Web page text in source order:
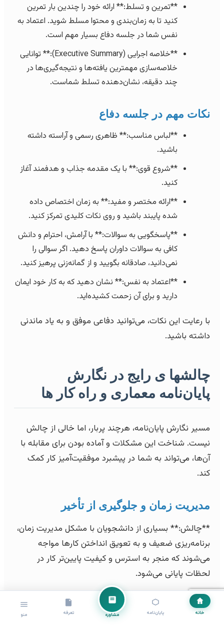
خانه پایان‌نامه مشاوره تعرفه منو
**تمرین و تسلط:** ارائه خود را چندین بار تمرین
کنید تا به زمان‌بندی و محتوا مسلط شوید. اعتماد به
نفس شما در جلسه دفاع بسیار مهم است.
**خلاصه اجرایی (Executive Summary):** توانایی
خلاصه‌سازی مهمترین یافته‌ها و نتیجه‌گیری‌ها در
چند دقیقه، نشان‌دهنده تسلط شماست.
نکات مهم در جلسه دفاع
**لباس مناسب:** ظاهری رسمی و آراسته داشته
باشید.
**شروع قوی:** با یک مقدمه جذاب و هدفمند آغاز
کنید.
**ارائه مختصر و مفید:** به زمان اختصاص داده
شده پایبند باشید و روی نکات کلیدی تمرکز کنید.
**پاسخگویی به سوالات:** با آرامش، احترام و دانش
کافی به سوالات داوران پاسخ دهید. اگر سوالی را
نمی‌دانید، صادقانه بگویید و از گمانه‌زنی پرهیز کنید.
**اعتماد به نفس:** نشان دهید که به کار خود ایمان
دارید و برای آن زحمت کشیده‌اید.
با رعایت این نکات، می‌توانید دفاعی موفق و به یاد ماندنی
داشته باشید.
چالشها ی رایج در نگارش
پایان‌نامه معماری و راه کار ها
مسیر نگارش پایان‌نامه، هرچند پربار، اما خالی از چالش
نیست. شناخت این مشکلات و آماده بودن برای مقابله با
آن‌ها، می‌تواند به شما در پیشبرد موفقیت‌آمیز کار کمک
کند.
مدیریت زمان و جلوگیری از تأخیر
**چالش:** بسیاری از دانشجویان با مشکل مدیریت زمان،
برنامه‌ریزی ضعیف و به تعویق انداختن کارها مواجه
می‌شوند که منجر به استرس و کیفیت پایین‌تر کار در
لحظات پایانی می‌شود.
**راه حل:** از همان ابتدا یک برنامه ریزی زمانی
واقع‌بینانه تدوین کنید. هر مرحله را به بخش‌های